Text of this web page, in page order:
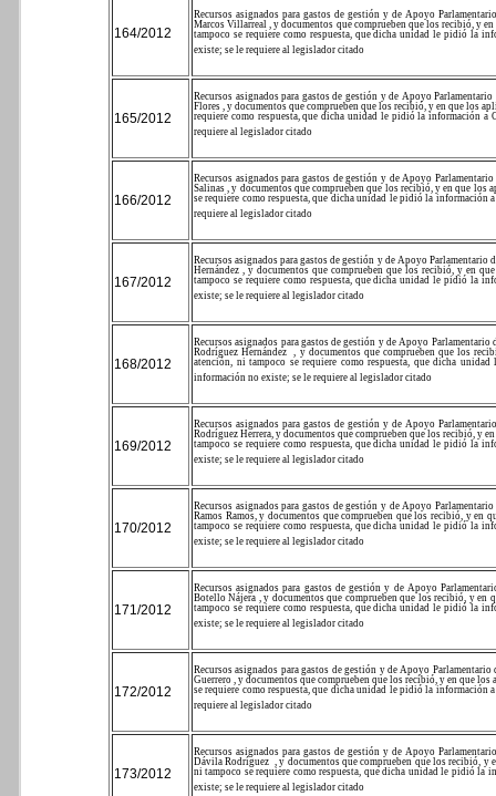
164/2012
Recursos asignados para gastos de gestión y de Apoyo
Marcos Villarreal , y documentos que comprueben que los recibió, y
tampoco se requiere como respuesta, que dicha unidad le pidió la
existe; se le requiere al legislador citado
165/2012
Recursos asignados para gastos de gestión y de Apoyo
Flores , y documentos que comprueben que los recibió, y en que los
requiere como respuesta, que dicha unidad le pidió la información
requiere al legislador citado
166/2012
Recursos asignados para gastos de gestión y de Apoyo
Salinas , y documentos que comprueben que los recibió, y en que
se requiere como respuesta, que dicha unidad le pidió la información
requiere al legislador citado
167/2012
Recursos asignados para gastos de gestión y de Apoyo
Hernández , y documentos que comprueben que los recibió, y en
tampoco se requiere como respuesta, que dicha unidad le pidió la
existe; se le requiere al legislador citado
168/2012
Recursos asignados para gastos de gestión y de Apoyo
Rodríguez Hernández
, y documentos que comprueben que los
atención, ni tampoco se requiere como respuesta, que dicha
información no existe; se le requiere al legislador citado
169/2012
Recursos asignados para gastos de gestión y de Apoyo
Rodríguez Herrera, y documentos que comprueben que los recibió, y
tampoco se requiere como respuesta, que dicha unidad le pidió la
existe; se le requiere al legislador citado
170/2012
Recursos asignados para gastos de gestión y de Apoyo
Ramos Ramos, y documentos que comprueben que los recibió, y
tampoco se requiere como respuesta, que dicha unidad le pidió la
existe; se le requiere al legislador citado
171/2012
Recursos asignados para gastos de gestión y de Apoyo
Botello Nájera , y documentos que comprueben que los recibió, y
tampoco se requiere como respuesta, que dicha unidad le pidió la
existe; se le requiere al legislador citado
172/2012
Recursos asignados para gastos de gestión y de Apoyo
Guerrero , y documentos que comprueben que los recibió, y en que
se requiere como respuesta, que dicha unidad le pidió la información
requiere al legislador citado
173/2012
Recursos asignados para gastos de gestión y de Apoyo
Dávila Rodríguez , y documentos que comprueben que los recibió,
ni tampoco se requiere como respuesta, que dicha unidad le pidió la
existe; se le requiere al legislador citado